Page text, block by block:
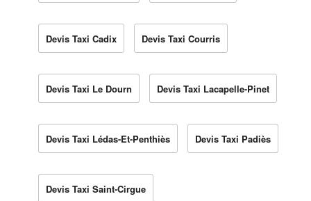
Devis Taxi Cadix Devis Taxi Courris
Devis Taxi Le Dourn Devis Taxi Lacapelle-Pinet
Devis Taxi Lédas-Et-Penthiès Devis Taxi Padiès
Devis Taxi Saint-Cirgue